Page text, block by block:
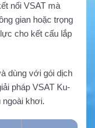
nối VSAT mà
gian hoặc trọng
cho kết cấu lắp
dùng với gói dịch
pháp VSAT Ku-
ngoài khơi.